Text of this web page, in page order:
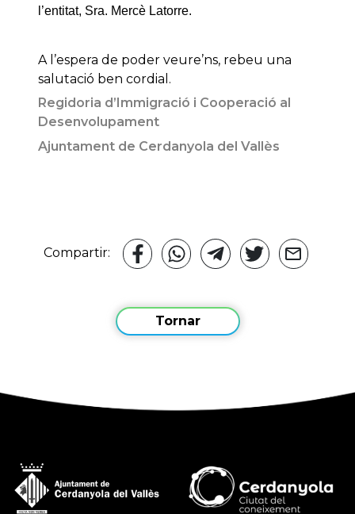
l’entitat, Sra. Mercè Latorre.
A l’espera de poder veure’ns, rebeu una
salutació ben cordial.
Regidoria d’Immigració i Cooperació al
Desenvolupament
Ajuntament de Cerdanyola del Vallès
Compartir:
Tornar